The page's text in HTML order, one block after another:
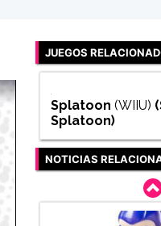
JUEGOS
Splatoon (WIIU)
Splatoon)
NOTICIAS